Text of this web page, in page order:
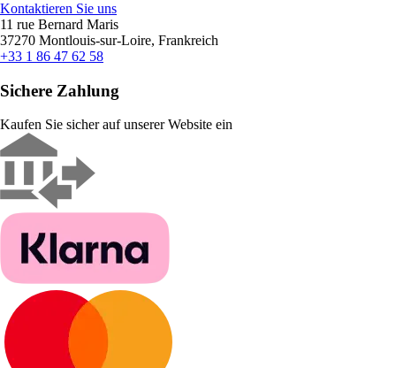
Kontaktieren Sie uns
11 rue Bernard Maris
37270 Montlouis-sur-Loire, Frankreich
+33 1 86 47 62 58
Sichere Zahlung
Kaufen Sie sicher auf unserer Website ein